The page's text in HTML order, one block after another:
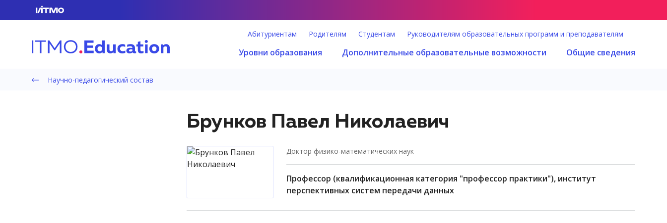
Абитуриентам Родителям Студентам Руководителям образовательных программ и преподавателям
Уровни образования Дополнительные образовательные возможности Общие сведения
Научно-педагогический состав
Брунков Павел Николаевич
доктор физико-математических наук
профессор (квалификационная категория "профессор практики"), институт
перспективных систем передачи данных